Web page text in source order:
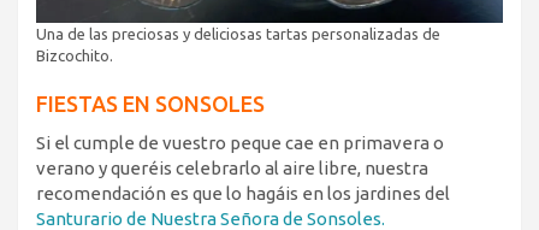
Una de las preciosas y deliciosas tartas personalizadas de
Bizcochito.
FIESTAS EN SONSOLES
Si el cumple de vuestro peque cae en primavera o
verano y queréis celebrarlo al aire libre, nuestra
recomendación es que lo hagáis en los jardines del
Santurario de Nuestra Señora de Sonsoles.